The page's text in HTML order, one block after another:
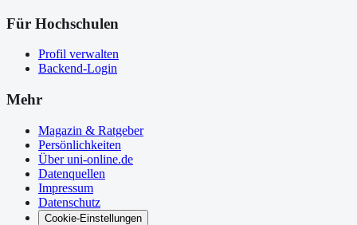
Für Hochschulen
Profil verwalten
Backend-Login
Mehr
Magazin & Ratgeber
Persönlichkeiten
Über uni-online.de
Datenquellen
Impressum
Datenschutz
Cookie-Einstellungen